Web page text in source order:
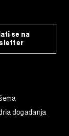
se na
događanja